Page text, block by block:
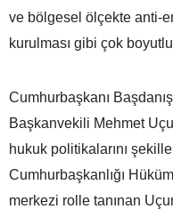
ve bölgesel ölçekte anti-
kurulması gibi çok
Cumhurbaşkanı
Başkanvekili Mehmet
hukuk politikalarını
Cumhurbaşkanlığı
merkezi rolle tanınan